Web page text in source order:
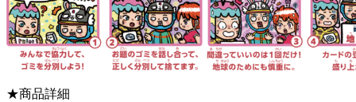
★商品詳細